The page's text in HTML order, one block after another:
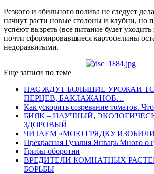
Резкого и обильного полива не следует
начнут расти новые столоны и клубни, но
успеют вызреть (все питание будет
почти сформировавшиеся картофелины
недоразвитыми.
Еще записи по теме
НАС ЖДУТ БОЛЬШИЕ УРОЖАИ
ПЕРЦЕВ, БАКЛАЖАНОВ…
Как ускорить созревание томатов. Что
БИЯК – НАУЧНЫЙ,
ЗДОРОВЫЙ
ЧИТАЕМ «МОЮ ГРЯДКУ
Прекрасная Гузалия Январь Много о
Грибы-оборотни
ВРЕДИТЕЛИ КОМНАТНЫХ
БОРЬБЫ